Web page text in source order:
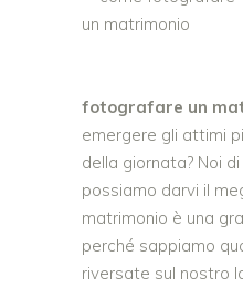
fotografare un
emergere gli attimi
della giornata? Noi di
possiamo darvi il
matrimonio è una
perché sappiamo
riversate sul nostro